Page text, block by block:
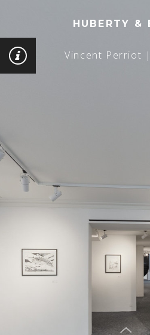
HUBERTY &
Vincent Perriot